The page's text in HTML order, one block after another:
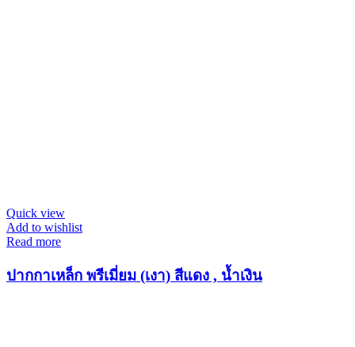
Quick view
Add to wishlist
Read more
ปากกาเหล็ก พรีเมี่ยม (เงา) สีแดง , น้ำเงิน